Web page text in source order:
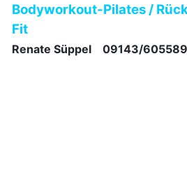
Bodyworkout-Pilates /
Fit
Renate Süppel 09143/605589